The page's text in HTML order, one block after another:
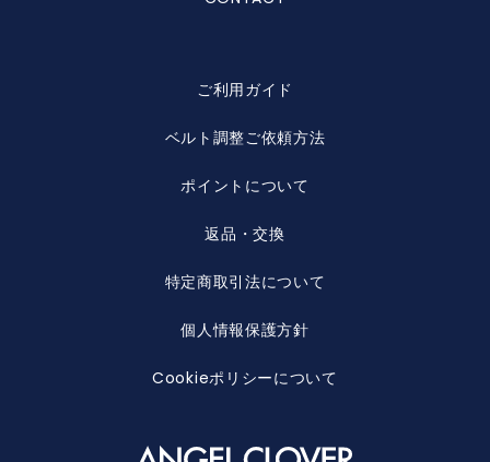
ご利用ガイド
ベルト調整ご依頼方法
ポイントについて
返品・交換
特定商取引法について
個人情報保護方針
Cookieポリシーについて